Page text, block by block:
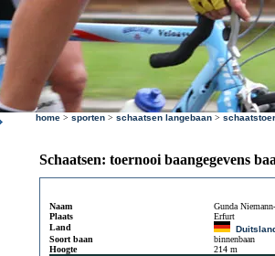
home > sporten > schaatsen langebaan >
Schaatsen: toernooi baangegevens
Naam
Gunda
Plaats
Erfurt
Land
Soort baan
binnenbaan
Hoogte
214 m